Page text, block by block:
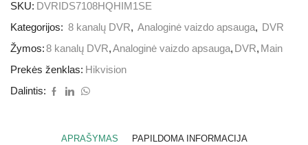
SKU: DVRIDS7108HQHIM1SE
Kategorijos: 8 kanalų DVR, Analoginė vaizdo apsauga, DVR
Žymos:8 kanalų DVR,Analoginė vaizdo apsauga, DVR, Main
Prekės ženklas: Hikvision
Dalintis:
APRAŠYMAS PAPILDOMA INFORMACIJA